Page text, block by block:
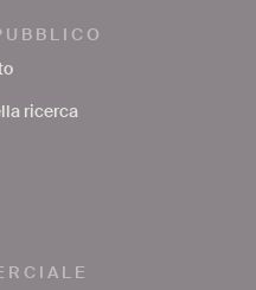
ricerca